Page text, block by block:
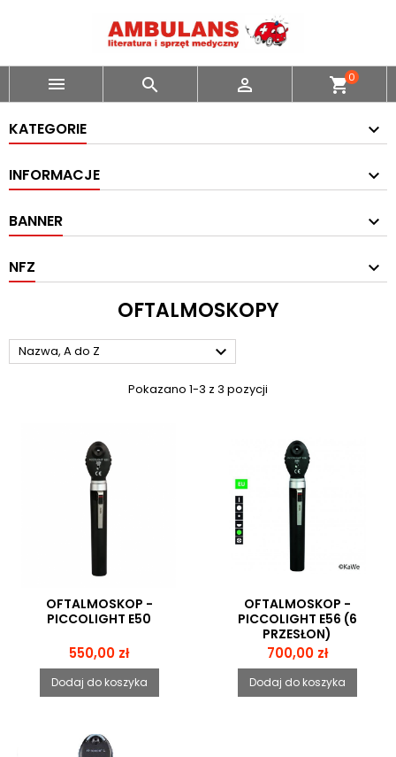
   shopping_cart0
KATEGORIE
INFORMACJE
BANNER
NFZ
OFTALMOSKOPY
Nazwa, A do Z 
Pokazano 1-3 z 3 pozycji
OFTALMOSKOP -
PICCOLIGHT E50
Cena
550,00 zł
Dodaj do koszyka
OFTALMOSKOP -
PICCOLIGHT E56 (6
PRZESŁON)
Cena
700,00 zł
Dodaj do koszyka